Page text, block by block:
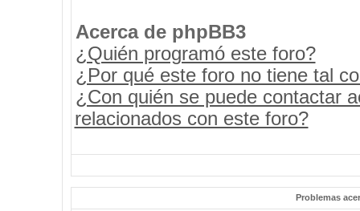
Acerca de phpBB3
¿Quién programó este foro?
¿Por qué este foro no tiene tal
¿Con quién se puede contactar
relacionados con este foro?
Problemas